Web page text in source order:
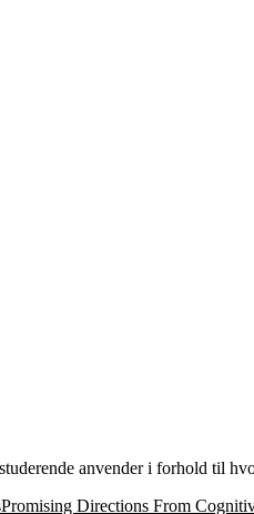
anvender i forhold til
Directions From